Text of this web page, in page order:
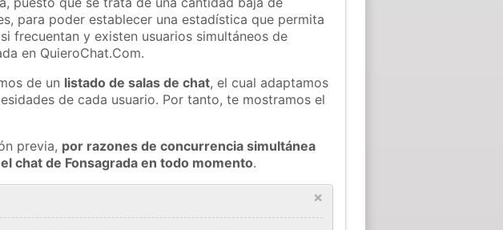
para poder establecer una estadística que permita
frecuentan y existen usuarios simultáneos de
en QuieroChat.Com.
de un listado de salas de chat, el cual adaptamos
de cada usuario. Por tanto, te mostramos el
previa, por razones de concurrencia simultánea
chat de Fonsagrada en todo momento.
×